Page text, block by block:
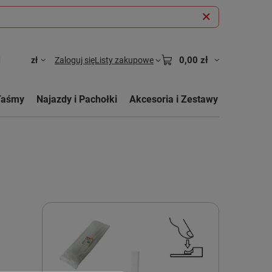
zł Zaloguj sięListy zakupowe 0,00 zł
Najazdy i Pachołki Akcesoria i Zestawy